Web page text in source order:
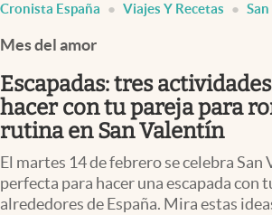
España
Cronista España Viajes Y Recetas
Mes del amor
Escapadas: tres
hacer con tu pareja para
rutina en San Valentín
El martes 14 de febrero se celebra San
perfecta para hacer una escapada con
alrededores de España. Mira estas